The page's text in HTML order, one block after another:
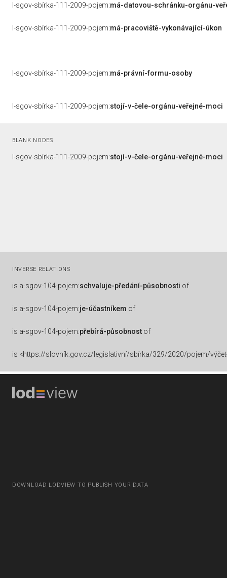
l-sgov-sbírka-111-2009-pojem:má-datovou-schránku-orgánu-
l-sgov-sbírka-111-2009-pojem:má-pracoviště-vykonávající-úkon
l-sgov-sbírka-111-2009-pojem:má-právní-formu-osoby
l-sgov-sbírka-111-2009-pojem:stojí-v-čele-orgánu-veřejné-moci
BLANK NODES
l-sgov-sbírka-111-2009-pojem:stojí-v-čele-orgánu-veřejné-moci
INVERSE RELATIONS
is a-sgov-104-pojem:schvaluje-předání-působnosti of
is a-sgov-104-pojem:je-účastníkem of
is a-sgov-104-pojem:přebírá-působnost of
is <https://slovník.gov.cz/legislativní/sbírka/329/2020/pojem/
DOWNLOAD LODVIEW TO PUBLISH YOUR DATA